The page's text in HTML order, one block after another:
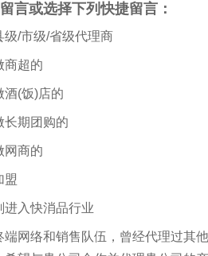
言或选择下列快捷留言：
级/市级/省级代理商
商超的
酒(饭)店的
长期团购的
网商的
盟
进入快消品行业
端网络和销售队伍，曾经代理过其